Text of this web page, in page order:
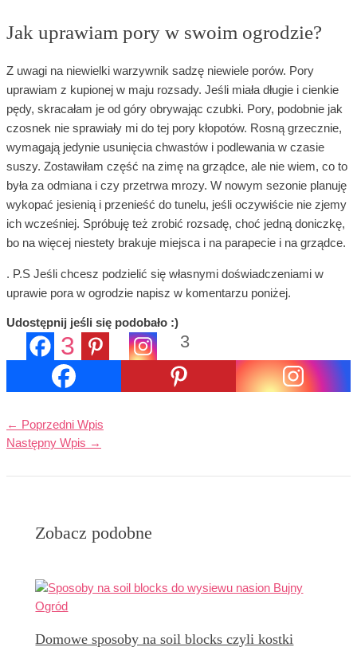
Jak uprawiam pory w swoim ogrodzie?
Z uwagi na niewielki warzywnik sadzę niewiele porów. Pory
uprawiam z kupionej w maju rozsady. Jeśli miała długie i cienkie
pędy, skracałam je od góry obrywając czubki. Pory, podobnie jak
czosnek nie sprawiały mi do tej pory kłopotów. Rosną grzecznie,
wymagają jedynie usunięcia chwastów i podlewania w czasie
suszy. Zostawiłam część na zimę na grządce, ale nie wiem, co to
była za odmiana i czy przetrwa mrozy. W nowym sezonie planuję
wykopać jesienią i przenieść do tunelu, jeśli oczywiście nie zjemy
ich wcześniej. Spróbuję też zrobić rozsadę, choć jedną doniczkę,
bo na więcej niestety brakuje miejsca i na parapecie i na grządce.
. P.S Jeśli chcesz podzielić się własnymi doświadczeniami w
uprawie pora w ogrodzie napisz w komentarzu poniżej.
Udostępnij jeśli się podobało :)
3 3
Udostępnienia
← Poprzedni Wpis
Następny Wpis →
Zobacz podobne
Domowe sposoby na soil blocks czyli kostki